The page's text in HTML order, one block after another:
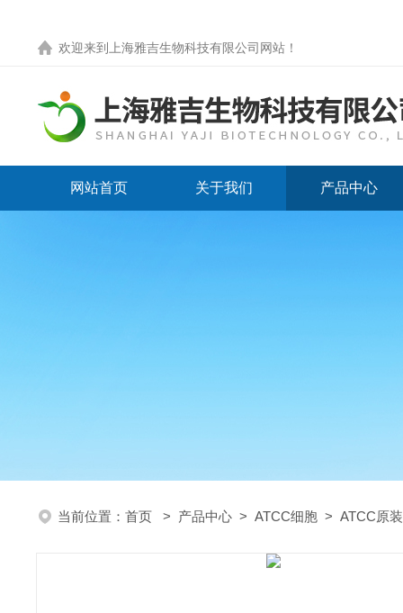
欢迎来到 上海雅吉生物科技有限公司网站 ！
网站首页 关于我们 产品中心
当前位置： 首页 > 产品中心 > ATCC细胞 > ATCC原